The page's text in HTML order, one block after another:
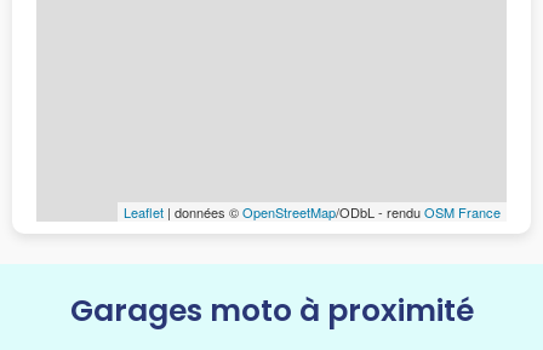
Leaflet | données ©OpenStreetMap/ODbL - renduOSM France
Garages moto à proximité